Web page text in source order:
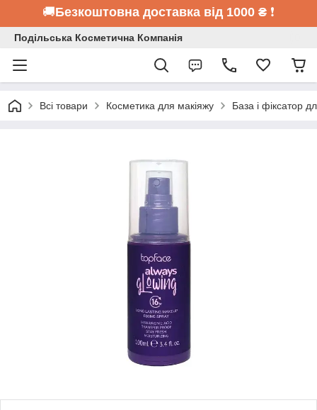
🚚Безкоштовна доставка від 1000 ₴ ❗
Подільська Косметична Компанія
Всі товари Косметика для макіяжу База і фіксатор